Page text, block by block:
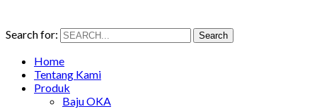
Search for: Search
Home
Tentang Kami
Produk
Baju OKA